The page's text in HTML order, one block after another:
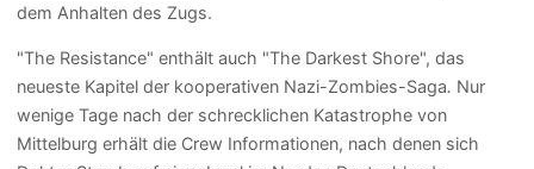
dem Anhalten des Zugs.
"The Resistance" enthält auch "The Darkest Shore", das
neueste Kapitel der kooperativen Nazi-Zombies-Saga. Nur
wenige Tage nach der schrecklichen Katastrophe von
Mittelburg erhält die Crew Informationen, nach denen sich